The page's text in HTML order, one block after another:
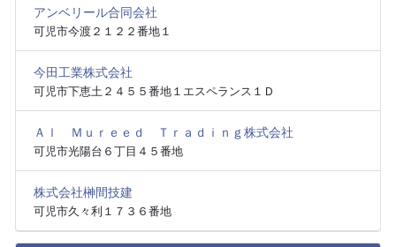
アンベリール合同会社
可児市今渡２１２２番地１
今田工業株式会社
可児市下恵土２４５５番地１エスペランス１Ｄ
Ａｌ Ｍｕｒｅｅｄ Ｔｒａｄｉｎｇ株式会社
可児市光陽台６丁目４５番地
株式会社榊間技建
可児市久々利１７３６番地